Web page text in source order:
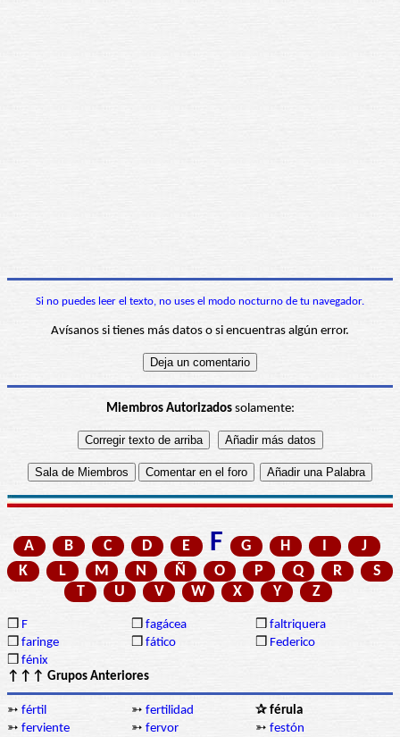
Si no puedes leer el texto, no uses el modo nocturno de tu navegador.
Avísanos si tienes más datos o si encuentras algún error.
Miembros Autorizadossolamente:
A B C D E F G H I
J
K
L M N Ñ O P Q R
S
T
U V W X Y Z
❒ F ❒ fagácea ❒ faltriquera
❒ faringe ❒ fático ❒ Federico
❒ fénix
↑↑↑ Grupos Anteriores
➳ fértil ➳ fertilidad
✰ férula
➳ ferviente ➳ fervor ➳ festón